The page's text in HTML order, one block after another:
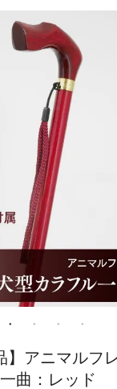
】アニマルフ
曲：レッド